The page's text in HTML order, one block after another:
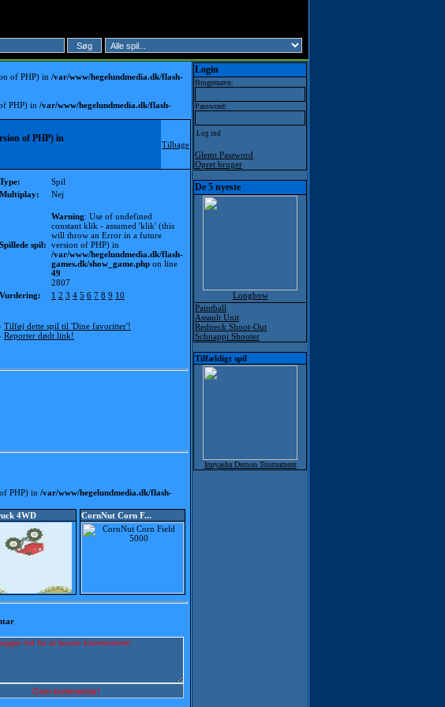
of PHP) in /var/www/hegelundmedia.dk/flash-
PHP) in /var/www/hegelundmedia.dk/flash-
of PHP) in
Tilbage
Type:
Spil
Multiplay:
Nej
Spillede spil:
Warning: Use of undefined
constant klik - assumed 'klik' (this
will throw an Error in a future
version of PHP) in
/var/www/hegelundmedia.dk/flash-
games.dk/show_game.php on line
49
2807
Vurdering:
1 2 3 4 5 6 7 8 9 10
Tilføj dette spil til 'Dine favoritter'!
Reporter dødt link!
PHP) in /var/www/hegelundmedia.dk/flash-
4WD CornNut Corn F...
Login
Brugernavn:
Password:
Glemt Password
Opret bruger
De 5 nyeste
Longbow
Paintball
Assault Unit
Redneck Shoot-Out
Schnappi Shooter
Tilfældigt spil
Inuyasha Demon Tournament